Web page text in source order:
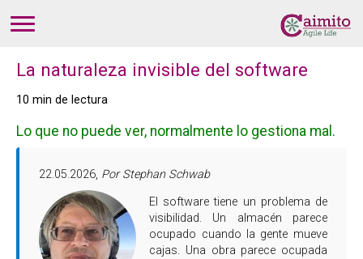
La naturaleza invisible del software
10 min de lectura
Lo que no puede ver, normalmente lo gestiona mal.
22.05.2026, Por Stephan Schwab
El software tiene un problema de
visibilidad. Un almacén parece
ocupado cuando la gente mueve
cajas. Una obra parece ocupada